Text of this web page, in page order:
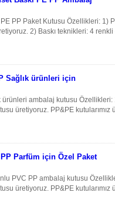
PP Paket Kutusu Özellikleri: 1)
2) Baskı teknikleri: 4 renkli
Sağlık ürünleri için
ürünleri ambalaj kutusu
üretiyoruz. PP&PE
Parfüm için Özel Paket
PVC PP ambalaj kutusu
üretiyoruz. PP&PE